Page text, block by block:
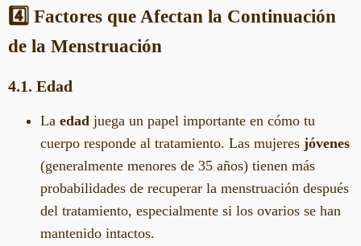
4️⃣ Factores que Afectan la Continuación
de la Menstruación
4.1. Edad
La edad juega un papel importante en cómo tu
cuerpo responde al tratamiento. Las mujeres jóvenes
(generalmente menores de 35 años) tienen más
probabilidades de recuperar la menstruación después
del tratamiento, especialmente si los ovarios se han
mantenido intactos.